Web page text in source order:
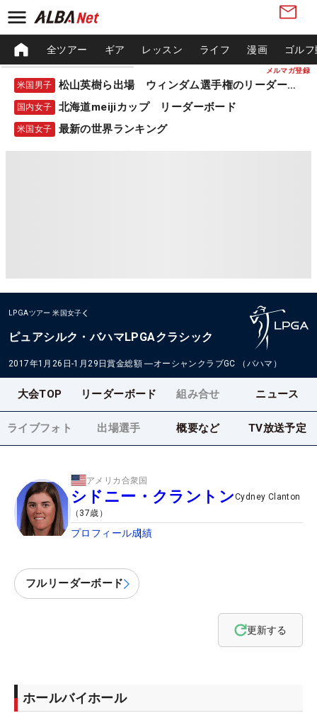
メルマガ登録
全ツアー ギア レッスン ライフ 漫画 ゴル
米国男子 松山英樹ら出場 ウィンダム選手権のリーダーボード
国内女子 北海道meijiカップ リーダーボード
米国女子 最新の世界ランキング
LPGAツアー 米国女子
ピュアシルク・バハマLPGAクラシック
2017年1月26日-1月29日賞金総額 ―オーシャンクラブGC （バハマ）
大会TOP リーダーボード 組み合せ ニュース
ライブフォト 出場選手 概要など TV放送予定
アメリカ合衆国
シドニー・クラントンCydney Clanton
（ 37歳）
プロフィール成績
フルリーダーボード
更新する
ホールバイホール